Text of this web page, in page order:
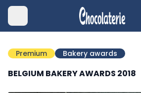
Premium Bakery awards
BELGIUM BAKERY AWARDS 2018